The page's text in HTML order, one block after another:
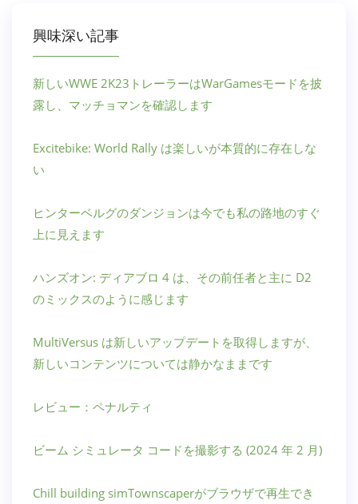
興味深い記事
新しいWWE 2K23トレーラーはWarGamesモードを披
露し、マッチョマンを確認します
Excitebike: World Rally は楽しいが本質的に存在しな
い
ヒンターベルグのダンジョンは今でも私の路地のすぐ
上に見えます
ハンズオン: ディアブロ 4 は、その前任者と主に D2
のミックスのように感じます
MultiVersus は新しいアップデートを取得しますが、
新しいコンテンツについては静かなままです
レビュー：ペナルティ
ビーム シミュレータ コードを撮影する (2024 年 2 月)
Chill building simTownscaperがブラウザで再生でき